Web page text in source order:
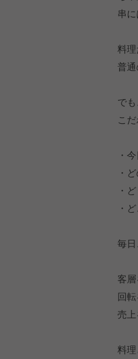
串
料理
普通
でも
こ
・
・
・
・
毎日
客層
回転
売上
料理